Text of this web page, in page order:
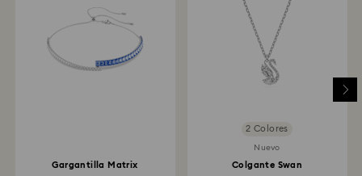
Gargantilla Matrix
2 Colores
Nuevo
Colgante Swan